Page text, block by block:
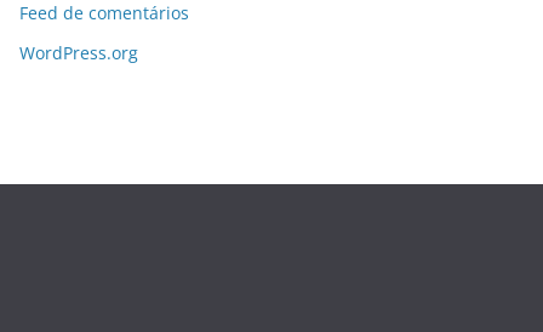
Feed de comentários
WordPress.org